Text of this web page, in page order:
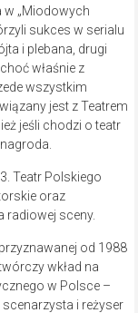
w „Miodowych
sukces w serialu
i plebana, drugi
właśnie z
wszystkim
jest z Teatrem
jeśli chodzi o teatr
Teatr Polskiego
oraz
radiowej sceny.
od 1988
wkład na
w Polsce –
scenarzysta i reżyser